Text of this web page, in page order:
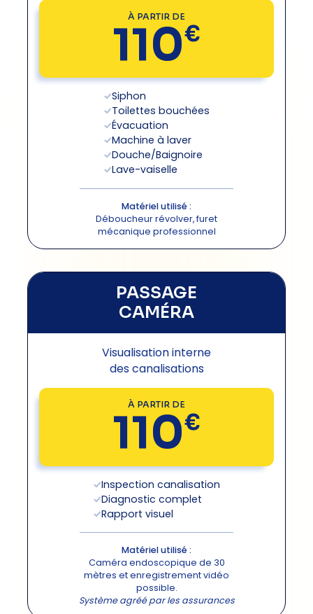
À PARTIR DE
110€
Siphon
Toilettes bouchées
Évacuation
Machine à laver
Douche/Baignoire
Lave-vaiselle
Matériel utilisé :
Déboucheur révolver, furet
mécanique professionnel
PASSAGE
CAMÉRA
Visualisation interne
des canalisations
À PARTIR DE
110€
Inspection canalisation
Diagnostic complet
Rapport visuel
Matériel utilisé :
Caméra endoscopique de 30
mètres et enregistrement vidéo
possible.
Système agréé par les assurances